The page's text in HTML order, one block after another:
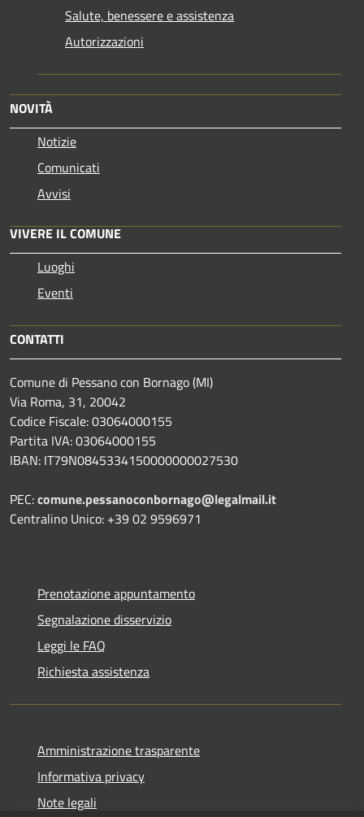
Salute, benessere e assistenza
Autorizzazioni
NOVITÀ
Notizie
Comunicati
Avvisi
VIVERE IL COMUNE
Luoghi
Eventi
CONTATTI
Comune di Pessano con Bornago (MI)
Via Roma, 31, 20042
Codice Fiscale: 03064000155
Partita IVA: 03064000155
IBAN: IT79N0845334150000000027530
PEC:comune.pessanoconbornago@legalmail.it
Centralino Unico: +39 02 9596971
Prenotazione appuntamento
Segnalazione disservizio
Leggi le FAQ
Richiesta assistenza
Amministrazione trasparente
Informativa privacy
Note legali